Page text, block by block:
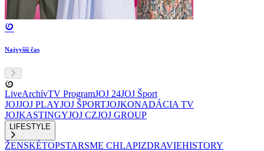
Najvyšší čas
LiveArchívTV ProgramJOJ 24JOJ Šport
JOJJOJ PLAYJOJ ŠPORTJOJKONADÁCIA TV
JOJKASTINGYJOJ CZJOJ GROUP
LIFESTYLE
ŽENSKÉTOPSTARSME CHLAPIZDRAVIEHISTORY